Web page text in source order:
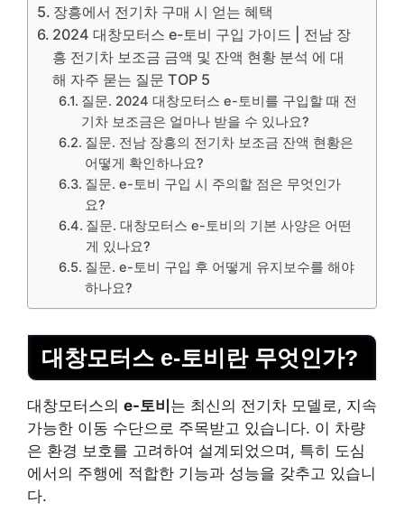
장흥에서 전기차 구매 시 얻는 혜택
2024 대창모터스 e-토비 구입 가이드 | 전남 장
흥 전기차 보조금 금액 및 잔액 현황 분석 에 대
해 자주 묻는 질문 TOP 5
질문. 2024 대창모터스 e-토비를 구입할 때 전
기차 보조금은 얼마나 받을 수 있나요?
질문. 전남 장흥의 전기차 보조금 잔액 현황은
어떻게 확인하나요?
질문. e-토비 구입 시 주의할 점은 무엇인가
요?
질문. 대창모터스 e-토비의 기본 사양은 어떤
게 있나요?
질문. e-토비 구입 후 어떻게 유지보수를 해야
하나요?
대창모터스 e-토비란 무엇인가?
대창모터스의 e-토비 는 최신의 전기차 모델로, 지속
가능한 이동 수단으로 주목받고 있습니다. 이 차량
은 환경 보호를 고려하여 설계되었으며, 특히 도심
에서의 주행에 적합한 기능과 성능을 갖추고 있습니
다.